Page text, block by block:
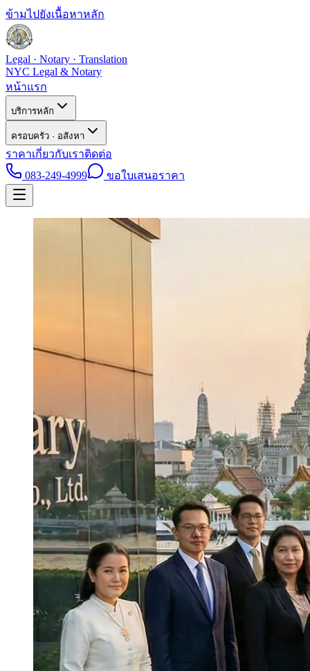
ข้ามไปยังเนื้อหาหลัก
Legal · Notary · Translation
NYC Legal & Notary
หน้าแรก
บริการหลัก
ครอบครัว · อสังหา
ราคาเกี่ยวกับเราติดต่อ
083-249-4999
ขอใบเสนอราคา